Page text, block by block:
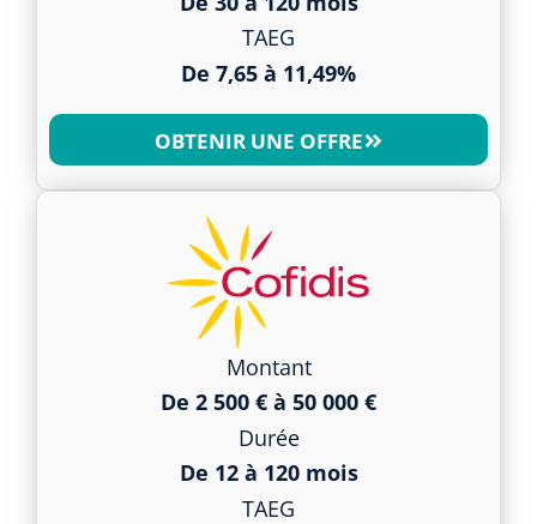
TAEG
De 7,65 à 11,49%
OBTENIR UNE OFFRE
Montant
De 2 500 € à 50 000 €
Durée
De 12 à 120 mois
TAEG